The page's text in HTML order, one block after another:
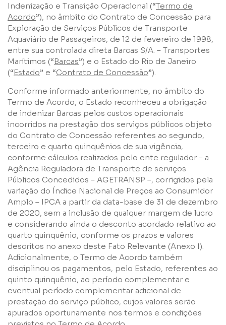
Indenização e Transição Operacional (“Termo de
Acordo”), no âmbito do Contrato de Concessão para
Exploração de Serviços Públicos de Transporte
Aquaviário de Passageiros, de 12 de fevereiro de 1998,
entre sua controlada direta Barcas S/A. – Transportes
Marítimos (“Barcas”) e o Estado do Rio de Janeiro
(“Estado” e “Contrato de Concessão”).
Conforme informado anteriormente, no âmbito do
Termo de Acordo, o Estado reconheceu a obrigação
de indenizar Barcas pelos custos operacionais
incorridos na prestação dos serviços públicos objeto
do Contrato de Concessão referentes ao segundo,
terceiro e quarto quinquênios de sua vigência,
conforme cálculos realizados pelo ente regulador – a
Agência Reguladora de Transporte de serviços
Públicos Concedidos – AGETRANSP –, corrigidos pela
variação do Índice Nacional de Preços ao Consumidor
Amplo – IPCA a partir da data-base de 31 de dezembro
de 2020, sem a inclusão de qualquer margem de lucro
e considerando ainda o desconto acordado relativo ao
quarto quinquênio, conforme os prazos e valores
descritos no anexo deste Fato Relevante (Anexo I).
Adicionalmente, o Termo de Acordo também
disciplinou os pagamentos, pelo Estado, referentes ao
quinto quinquênio, ao período complementar e
eventual período complementar adicional de
prestação do serviço público, cujos valores serão
apurados oportunamente nos termos e condições
Nome
E-mail
Empresa
Perfil
Li e concordo com os Termos de Usoe
Política de
Privacidade